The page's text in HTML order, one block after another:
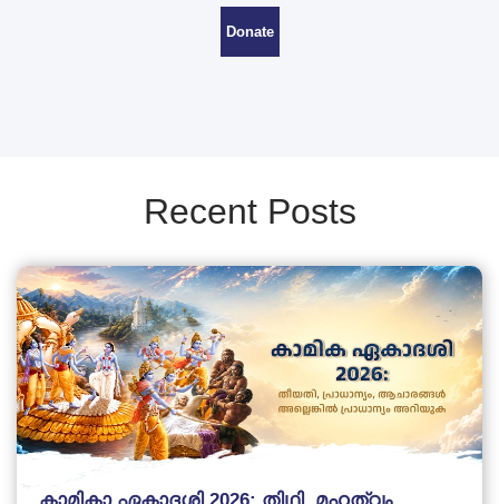
Donate
Recent Posts